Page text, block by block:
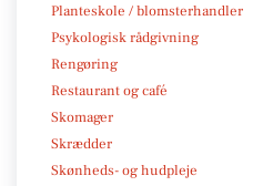
Planteskole / blomsterhandler
Psykologisk rådgivning
Rengøring
Restaurant og café
Skomager
Skrædder
Skønheds- og hudpleje